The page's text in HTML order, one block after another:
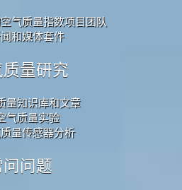
气质量指数项目团队
和媒体套件
量研究
量知识库和文章
气质量实验
量传感器分析
问问题